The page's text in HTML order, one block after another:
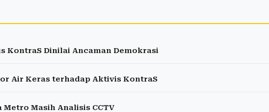
KontraS Dinilai Ancaman Demokrasi
Air Keras terhadap Aktivis KontraS
Masih Analisis CCTV